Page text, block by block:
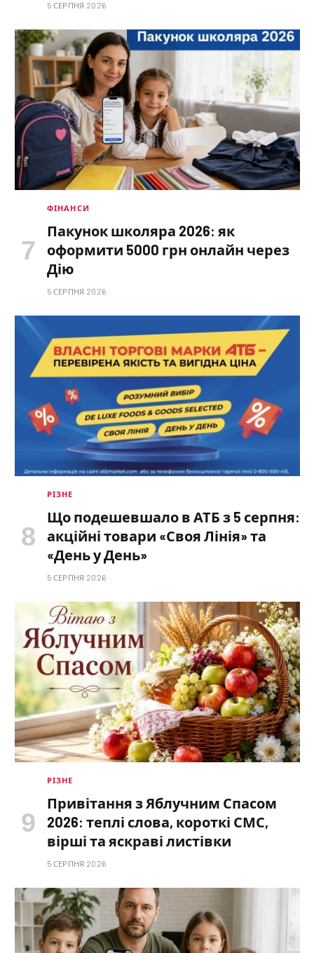
5 СЕРПНЯ 2026
ФІНАНСИ
Пакунок школяра 2026: як
оформити 5000 грн онлайн через
Дію
5 СЕРПНЯ 2026
РІЗНЕ
Що подешевшало в АТБ з 5 серпня:
акційні товари «Своя Лінія» та
«День у День»
5 СЕРПНЯ 2026
РІЗНЕ
Привітання з Яблучним Спасом
2026: теплі слова, короткі СМС,
вірші та яскраві листівки
5 СЕРПНЯ 2026